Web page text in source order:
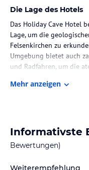
Die Lage des Hotels
Das Holiday Cave Hotel
Lage, um die
Felsenkirchen zu
Umgebung bietet auch
und Radfahren, um die
Zimmer /
Annehmlichkeiten
wie möglich zu
Einige Zimmer bieten
Mehr anzeigen
Informativste
Bewertungen)
Weiterempfehlung